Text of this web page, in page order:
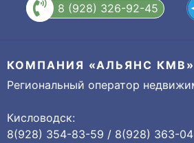
8 (928) 326-92-45
КОМПАНИЯ «АЛЬЯНС КМВ»
Региональный оператор
Кисловодск:
8(928) 354-83-59 / 8(928) 363-